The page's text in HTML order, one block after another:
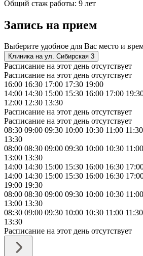
Общий стаж работы: 9 лет
Запись на прием
Выберите удобное для Вас место и
Клиника на ул. Сибирская 3
Расписание на этот день отсутствует
Расписание на этот день отсутствует
16:00 16:30 17:00 17:30 19:00
14:00 14:30 15:00 15:30 16:00 17:00
12:00 12:30 13:30
Расписание на этот день отсутствует
Расписание на этот день отсутствует
08:30 09:00 09:30 10:00 10:30 11:00 11:30
13:30
08:00 08:30 09:00 09:30 10:00 10:30 11:00
13:00 13:30
14:00 14:30 15:00 15:30 16:00 16:30
14:00 14:30 15:00 15:30 16:00 16:30
19:00 19:30
08:00 08:30 09:00 09:30 10:00 10:30 11:00
13:00 13:30
08:30 09:00 09:30 10:00 10:30 11:00 11:30
13:30
Расписание на этот день отсутствует